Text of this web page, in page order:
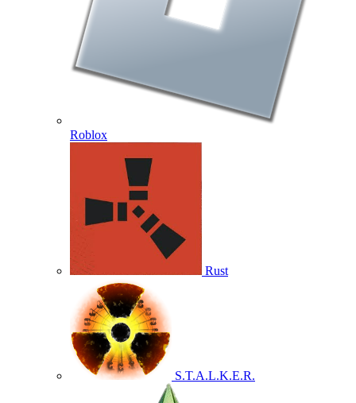
Roblox
Rust
S.T.A.L.K.E.R.